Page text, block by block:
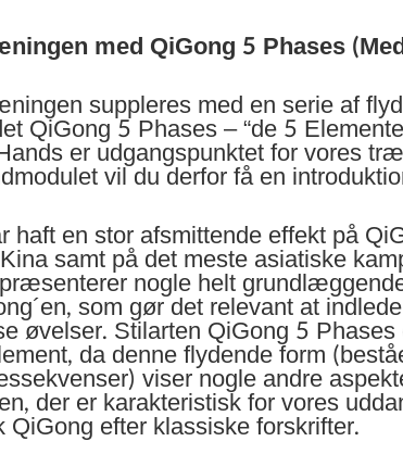
med QiGong 5 Phases
suppleres med en serie af
QiGong 5 Phases – “de 5
er udgangspunktet for vores
vil du derfor få en
haft en stor afsmittende effekt på
samt på det meste asiatiske
nogle helt
som gør det relevant at
øvelser. Stilarten QiGong 5
da denne flydende form
viser nogle andre
der er karakteristisk for vores
efter klassiske forskrifter.